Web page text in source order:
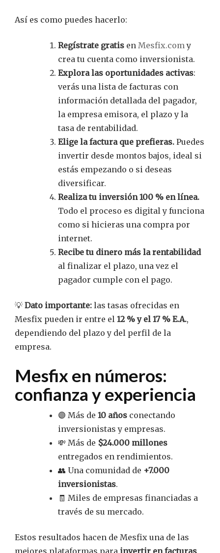
Así es como puedes hacerlo:
Regístrate gratis en Mesfix.comy
crea tu cuenta como inversionista.
Explora las oportunidades activas:
verás una lista de facturas con
información detallada del pagador,
la empresa emisora, el plazo y la
tasa de rentabilidad.
Elige la factura que prefieras. Puedes
invertir desde montos bajos, ideal si
estás empezando o si deseas
diversificar.
Realiza tu inversión 100 % en línea.
Todo el proceso es digital y funciona
como si hicieras una compra por
internet.
Recibe tu dinero más la rentabilidad
al finalizar el plazo, una vez el
pagador cumple con el pago.
💡 Dato importante: las tasas ofrecidas en
Mesfix pueden ir entre el 12 % y el 17 % E.A.,
dependiendo del plazo y del perfil de la
empresa.
Mesfix en números:
confianza y experiencia
🟣 Más de 10 años conectando
inversionistas y empresas.
💸 Más de $24.000 millones
entregados en rendimientos.
👥 Una comunidad de +7.000
inversionistas.
🧾 Miles de empresas financiadas a
través de su mercado.
Estos resultados hacen de Mesfix una de las